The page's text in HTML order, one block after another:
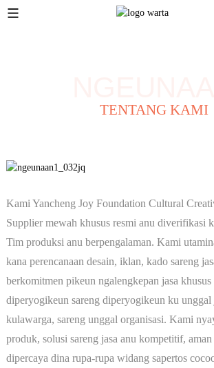
TENTANG KAMI
Kami Yancheng Joy Foundation Cultural
Supplier mewah khusus resmi anu diverifikasi
Tim produksi anu berpengalaman. Kami
kana perencanaan desain, iklan, kado sareng
berkomitmen pikeun ngalengkepan jasa khusus
diperyogikeun sareng diperyogikeun ku unggal
kulawarga, sareng unggal organisasi. Kami
produk, solusi sareng jasa anu kompetitif, aman
dipercaya dina rupa-rupa widang sapertos